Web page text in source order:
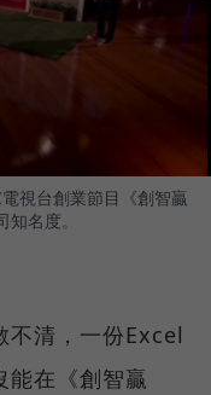
視台創業節目《創智贏
名度。
不清，一份Excel
能在《創智贏